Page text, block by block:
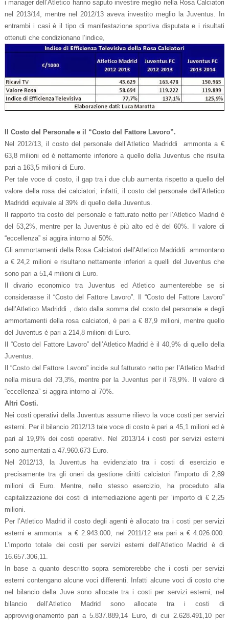
i manager dell’Atletico hanno saputo investire meglio nella Rosa Calciatori
nel 2013/14, mentre nel 2012/13 aveva investito meglio la Juventus. In
entrambi i casi è il tipo di manifestazione sportiva disputata e i risultati
ottenuti che condizionano l’indice,
Il Costo del Personale e il “Costo del Fattore Lavoro”.
Nel 2012/13, il costo del personale dell’Atletico Madriddi ammonta a €
63,8 milioni ed è nettamente inferiore a quello della Juventus che risulta
pari a 163,5 milioni di Euro.
Per tale voce di costo, il gap tra i due club aumenta rispetto a quello del
valore della rosa dei calciatori; infatti, il costo del personale dell’Atletico
Madriddi equivale al 39% di quello della Juventus.
Il rapporto tra costo del personale e fatturato netto per l’Atletico Madrid è
del 53,2%, mentre per la Juventus è più alto ed è del 60%. Il valore di
“eccellenza” si aggira intorno al 50%.
Gli ammortamenti della Rosa Calciatori dell’Atletico Madriddi ammontano
a € 24,2 milioni e risultano nettamente inferiori a quelli del Juventus che
sono pari a 51,4 milioni di Euro.
Il divario economico tra Juventus ed Atletico aumenterebbe se si
considerasse il “Costo del Fattore Lavoro”. Il “Costo del Fattore Lavoro”
dell’Atletico Madriddi , dato dalla somma del costo del personale e degli
ammortamenti della rosa calciatori, è pari a € 87,9 milioni, mentre quello
del Juventus è pari a 214,8 milioni di Euro.
Il “Costo del Fattore Lavoro” dell’Atletico Madrid è il 40,9% di quello della
Juventus.
Il “Costo del Fattore Lavoro” incide sul fatturato netto per l’Atletico Madrid
nella misura del 73,3%, mentre per la Juventus per il 78,9%. Il valore di
“eccellenza” si aggira intorno al 70%.
Altri Costi.
Nei costi operativi della Juventus assume rilievo la voce costi per servizi
esterni. Per il bilancio 2012/13 tale voce di costo è pari a 45,1 milioni ed è
pari al 19,9% dei costi operativi. Nel 2013/14 i costi per servizi esterni
sono aumentati a 47.960.673 Euro.
Nel 2012/13, la Juventus ha evidenziato tra i costi di esercizio e
precisamente tra gli oneri da gestione diritti calciatori l’importo di 2,89
milioni di Euro. Mentre, nello stesso esercizio, ha proceduto alla
capitalizzazione dei costi di intemediazione agenti per ‘importo di € 2,25
milioni.
Per l’Atletico Madrid il costo degli agenti è allocato tra i costi per servizi
esterni e ammonta a € 2.943.000, nel 2011/12 era pari a € 4.026.000.
L’importo totale dei costi per servizi esterni dell’Atletico Madrid è di
16.657.306,11.
In base a quanto descritto sopra sembrerebbe che i costi per servizi
esterni contengano alcune voci differenti. Infatti alcune voci di costo che
nel bilancio della Juve sono allocate tra i costi per servizi esterni, nel
bilancio dell’Atletico Madrid sono allocate tra i costi di
approvvigionamento pari a 5.837.889,14 Euro, di cui 2.628.491,10 per